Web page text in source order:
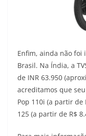
Enfim, ainda não foi
Brasil. Na Índia, a
de INR 63.950
acreditamos que
Pop 110i (a partir de
125 (a partir de R$